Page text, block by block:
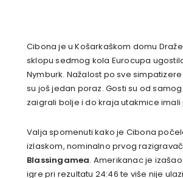
Cibona je u Košarkaškom domu
sklopu sedmog kola Eurocupa
Nymburk. Nažalost po sve
su još jedan poraz. Gosti su od
zaigrali bolje i do kraja utakmice imali
Valja spomenuti kako je Cibona
izlaskom, nominalno prvog
Blassingamea. Amerikanac je izašao
igre pri rezultatu 24:46 te više nije